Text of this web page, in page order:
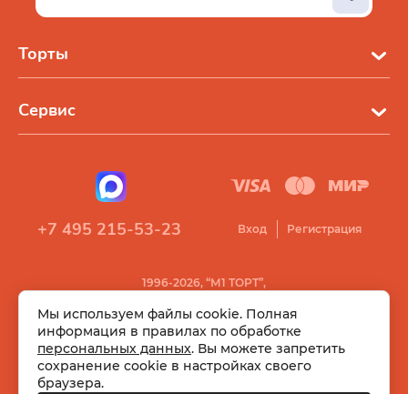
Торты
Сервис
1996-2026, “М1 ТОРТ”,
+7 495 215-53-23 Вход Регистрация
Мы используем файлы cookie. Полная
информация в правилах по обработке
персональных данных. Вы можете запретить
сохранение cookie в настройках своего
браузера.